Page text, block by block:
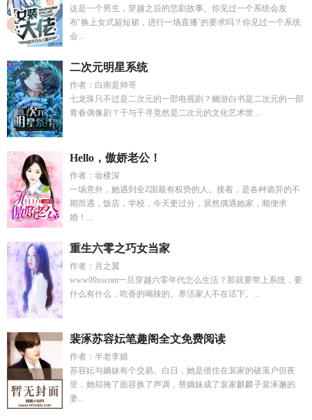
这是一个男生，穿越之后的悲剧故事。你见过一个系统会发
布‘换上女式超短裙，进行一场直播’的要求吗？你见过一个系统
会...
二次元明星系统
作者：白南是帅哥
七龙珠只不过是二次元的一部电视剧？幽游白书是二次元的一部
青春偶像剧？千与千寻竟然是二次元的文化艺术世...
Hello，傲娇老公！
作者：妆楼深
一场意外，她遇到全Z国最有权势的人。接着，是各种诡异的不
期而遇，饭店，学校，今天更过分，居然偶遇她家，顺便求
婚！...
重生六零之巧女当家
作者：月之翼
www09xscom一旦穿越六零年代怎么生活？那就要带上系统，要
什么有什么，吃香的喝辣的。养活家人不在话下。...
裴涿苏容妘笔趣阁全文免费阅读
作者：半老李娘
苏容妘与嫡妹有个交易。白日，她是借住在裴家的破落户但夜
里，她却掩了面容换了声调，替嫡妹成了裴家麒麟子裴涿邂的
妻...